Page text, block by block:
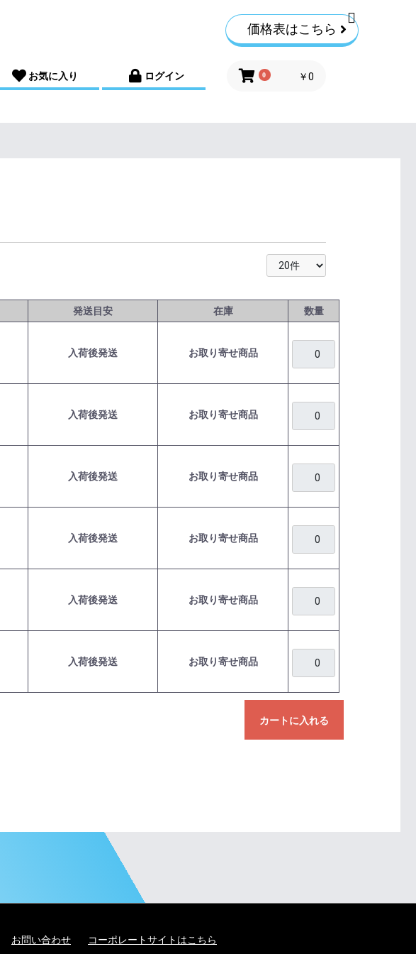
価格表はこちら
お気に入り ログイン 0 ￥0
発送目安 在庫 数量
入荷後発送 お取り寄せ商品
入荷後発送 お取り寄せ商品
入荷後発送 お取り寄せ商品
入荷後発送 お取り寄せ商品
入荷後発送 お取り寄せ商品
入荷後発送 お取り寄せ商品
カートに入れる
お問い合わせ コーポレートサイトはこちら